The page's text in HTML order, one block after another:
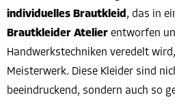
individuelles Brautkleid , das in
Brautkleider Atelier entworfen
Handwerkstechniken veredelt
Meisterwerk. Diese Kleider sind
beeindruckend, sondern auch so